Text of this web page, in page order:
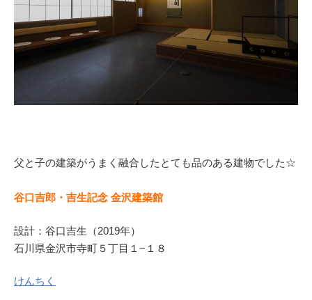
父と子の建築がうまく融合したとても品のある建物でした☆
谷口吉郎・吉生記念 金沢建築館
設計：谷口吉生（2019年）
石川県金沢市寺町５丁目１−１８
けんちく